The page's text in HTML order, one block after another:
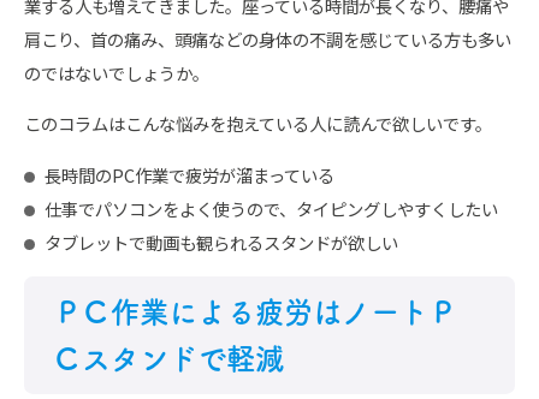
業する人も増えてきました。座っている時間が長くなり、腰痛や
肩こり、首の痛み、頭痛などの身体の不調を感じている方も多い
のではないでしょうか。
このコラムはこんな悩みを抱えている人に読んで欲しいです。
長時間のPC作業で疲労が溜まっている
仕事でパソコンをよく使うので、タイピングしやすくしたい
タブレットで動画も観られるスタンドが欲しい
ＰＣ作業による疲労はノートＰ
Ｃスタンドで軽減